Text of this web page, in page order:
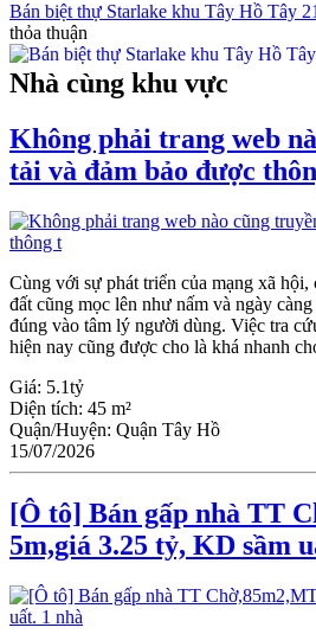
Bán biệt thự Starlake khu Tây Hồ Tây
thỏa thuận
Nhà cùng khu vực
Không phải trang web
tải và đảm bảo được
Cùng với sự phát triển của mạng xã hội,
đất cũng mọc lên như nấm và ngày
đúng vào tâm lý người dùng. Việc tra
hiện nay cũng được cho là khá nhanh
Giá: 5.1tỷ
Diện tích: 45 m²
Quận/Huyện: Quận Tây Hồ
15/07/2026
[Ô tô] Bán gấp nhà TT
5m,giá 3.25 tỷ, KD sầm